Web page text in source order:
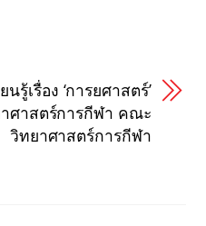
นรู้เรื่อง ‘การยศาสตร์’
ศาสตร์การกีฬา คณะ
วิทยาศาสตร์การกีฬา